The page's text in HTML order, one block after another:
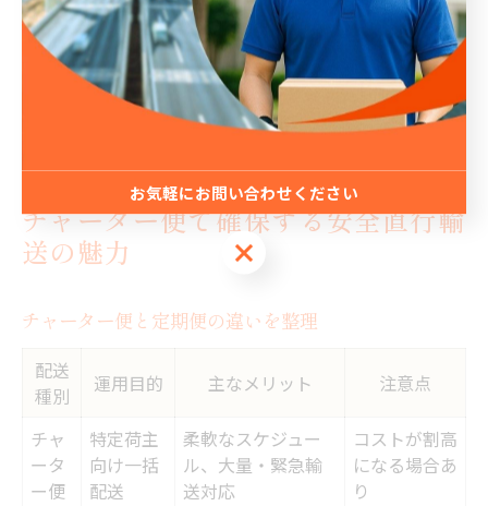
チャーター便・定期便を適切に使い分けることで、業務
の柔軟性が高まります。現場担当者からは「繁忙期の一
時的な増便にも柔軟に対応できた」「配送コストが抑え
られた」といった成功事例が報告されています。
チャーター便で確保する安全直行輸
送の魅力
チャーター便と定期便の違いを整理
配送
種別
運用目的 主なメリット 注意点
チャ
ータ
ー便
特定荷主
向け一括
配送
柔軟なスケジュー
ル、大量・緊急輸
送対応
コストが割高
になる場合あ
り
お気軽にお問い合わせください
お気軽にお問い合わせください